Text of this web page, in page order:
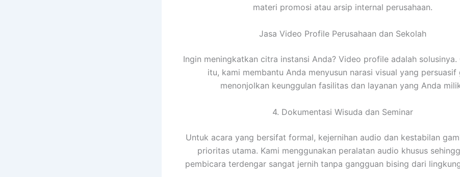
materi promosi atau arsip internal perusahaan.
Jasa Video Profile Perusahaan dan Sekolah
Ingin meningkatkan citra instansi Anda? Video profile adalah solusinya.
itu, kami membantu Anda menyusun narasi visual yang persuasif
menonjolkan keunggulan fasilitas dan layanan yang Anda
4. Dokumentasi Wisuda dan Seminar
Untuk acara yang bersifat formal, kejernihan audio dan kestabilan
prioritas utama. Kami menggunakan peralatan audio khusus
pembicara terdengar sangat jernih tanpa gangguan bising dari